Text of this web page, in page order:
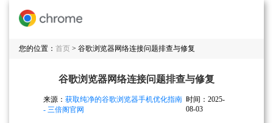
您的位置： 首页 > 谷歌浏览器网络连接问题排查与修复
谷歌浏览器网络连接问题排查与修复
来源： 获取纯净的谷歌浏览器手机优化指南
- 三倍阁官网
时间：2025-
08-03